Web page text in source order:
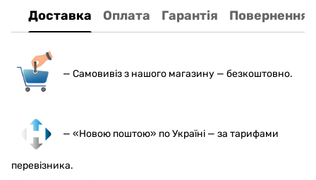
Доставка Оплата Гарантія Повернення
— Самовивіз з нашого магазину — безкоштовно.
— «Новою поштою» по Україні — за тарифами
перевізника.